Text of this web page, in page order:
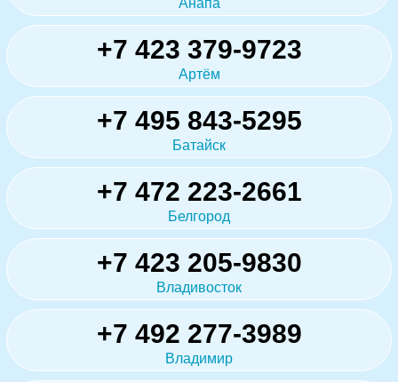
Анапа
+7 423 379-9723
Артём
+7 495 843-5295
Батайск
+7 472 223-2661
Белгород
+7 423 205-9830
Владивосток
+7 492 277-3989
Владимир